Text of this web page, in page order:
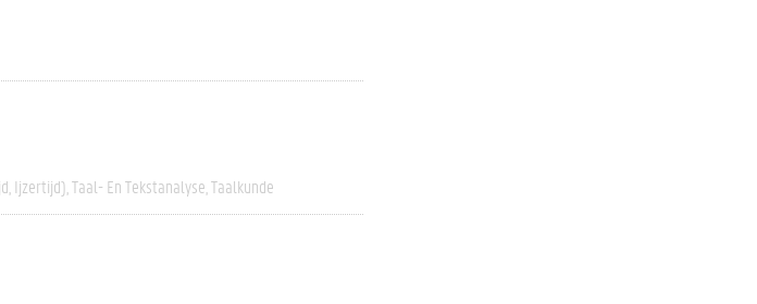
Ijzertijd) Taal- En Tekstanalyse Taalkunde